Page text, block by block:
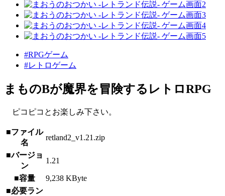
#RPGゲーム
#レトロゲーム
まものBが魔界を冒険するレトロRPG
ピコピコとお楽しみ下さい。
■ファイル
名
retland2_v1.21.zip
■バージョ
ン
1.21
■容量
9,238 KByte
■必要ラン